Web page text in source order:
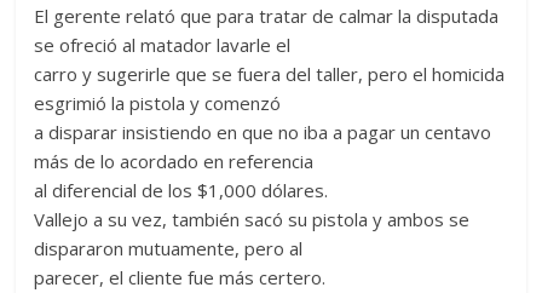
El gerente relató que para tratar de calmar la disputada
se ofreció al matador lavarle el
carro y sugerirle que se fuera del taller, pero el homicida
esgrimió la pistola y comenzó
a disparar insistiendo en que no iba a pagar un centavo
más de lo acordado en referencia
al diferencial de los $1,000 dólares.
Vallejo a su vez, también sacó su pistola y ambos se
dispararon mutuamente, pero al
parecer, el cliente fue más certero.